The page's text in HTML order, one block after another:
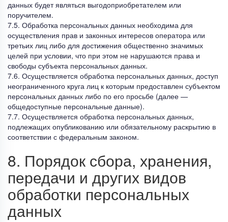
данных будет являться выгодоприобретателем или
поручителем.
7.5. Обработка персональных данных необходима для
осуществления прав и законных интересов оператора или
третьих лиц либо для достижения общественно значимых
целей при условии, что при этом не нарушаются права и
свободы субъекта персональных данных.
7.6. Осуществляется обработка персональных данных, доступ
неограниченного круга лиц к которым предоставлен субъектом
персональных данных либо по его просьбе (далее —
общедоступные персональные данные).
7.7. Осуществляется обработка персональных данных,
подлежащих опубликованию или обязательному раскрытию в
соответствии с федеральным законом.
8. Порядок сбора, хранения,
передачи и других видов
обработки персональных
данных